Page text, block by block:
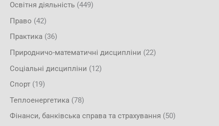
Освітня діяльність (449)
Право (42)
Практика (36)
Природничо-математичні дисципліни (22)
Соціальні дисципліни (12)
Спорт (19)
Теплоенергетика (78)
Фінанси, банківська справа та страхування (50)